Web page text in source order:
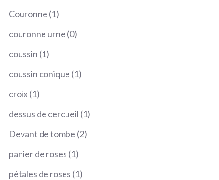
Couronne 11
produit
couronne urne 00
coussin 11
produit
coussin conique 11
croix 11
produit
dessus de cercueil 11
Devant de tombe 22
panier de roses 11
produit
pétales de roses 11